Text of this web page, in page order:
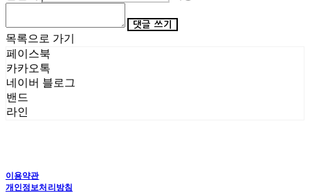
댓글 쓰기
목록으로 가기
페이스북
카카오톡
네이버 블로그
밴드
라인
이용약관
개인정보처리방침